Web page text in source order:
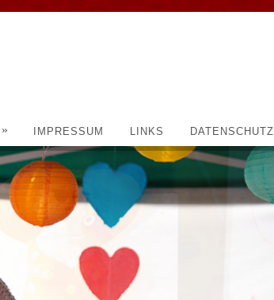
» IMPRESSUM LINKS DATENSCHUTZ